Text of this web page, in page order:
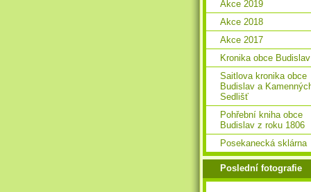
Akce 2019
Akce 2018
Akce 2017
Kronika obce Budislav
Saitlova kronika obce
Budislav a
Sedlišť
Pohřební kniha obce
Budislav z roku 1806
Posekanecká sklárna
Poslední fotografie